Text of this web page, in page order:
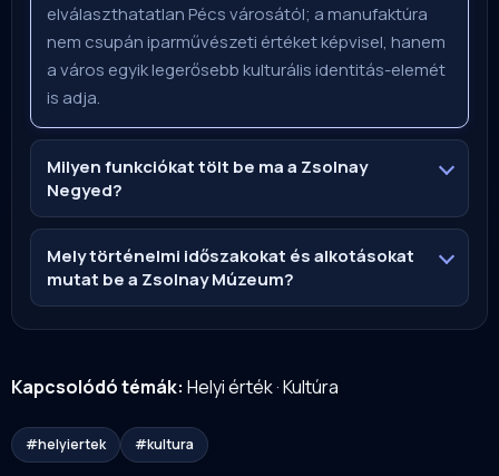
elválaszthatatlan Pécs városától; a manufaktúra
nem csupán iparművészeti értéket képvisel, hanem
a város egyik legerősebb kulturális identitás-elemét
is adja.
Milyen funkciókat tölt be ma a Zsolnay
Negyed?
Mely történelmi időszakokat és alkotásokat
mutat be a Zsolnay Múzeum?
Kapcsolódó témák: Helyi érték·Kultúra
#helyiertek #kultura